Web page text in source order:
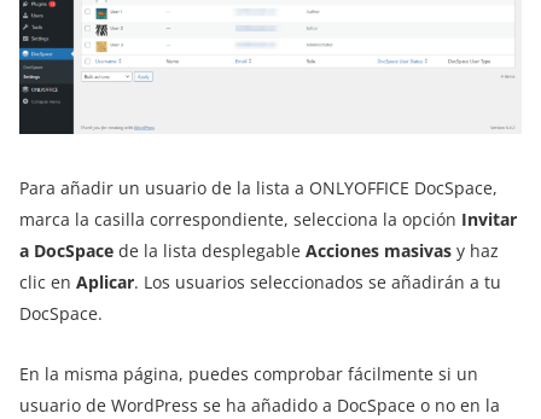
Para añadir un usuario de la lista a ONLYOFFICE DocSpace,
marca la casilla correspondiente, selecciona la opción Invitar
a DocSpace de la lista desplegable Acciones masivas y haz
clic en Aplicar. Los usuarios seleccionados se añadirán a tu
DocSpace.
En la misma página, puedes comprobar fácilmente si un
usuario de WordPress se ha añadido a DocSpace o no en la